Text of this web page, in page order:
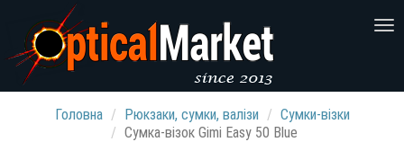
Головна Рюкзаки, сумки, валізи
Сумки-візки
Сумка-візок Gimi Easy 50 Blue